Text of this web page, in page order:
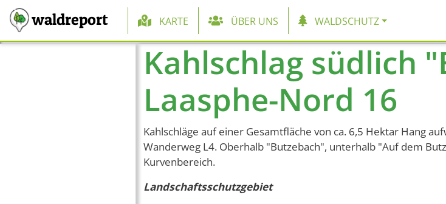
waldreport Hauptnavigation
KARTE ÜBER UNS WALDSCHUTZ
Kahlschlag südlich
Laasphe-Nord 16
Kahlschläge auf einer Gesamtfläche von ca. 6,5 Hektar Hang
Wanderweg L4. Oberhalb "Butzebach", unterhalb "Auf dem
Kurvenbereich.
Landschaftsschutzgebiet